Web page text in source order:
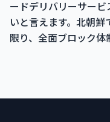
ードデリバリーサー
いと言えます。北朝
限り、全面ブロック体